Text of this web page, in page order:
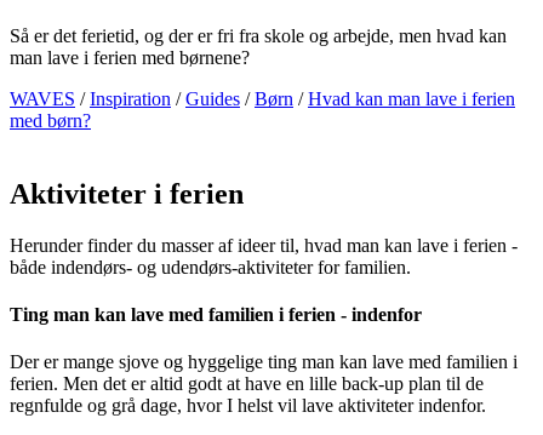
Så er det ferietid, og der er fri fra skole og arbejde, men hvad kan
man lave i ferien med børnene?
WAVES /Inspiration /Guides /Børn /Hvad kan man lave i ferien
med børn?
Aktiviteter i ferien
Herunder finder du masser af ideer til, hvad man kan lave i ferien -
både indendørs- og udendørs-aktiviteter for familien.
Ting man kan lave med familien i ferien - indenfor
Der er mange sjove og hyggelige ting man kan lave med familien i
ferien. Men det er altid godt at have en lille back-up plan til de
regnfulde og grå dage, hvor I helst vil lave aktiviteter indenfor.